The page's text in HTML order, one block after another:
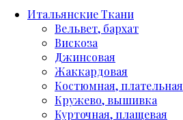
Итальянские Ткани
Вельвет, бархат
Вискоза
Джинсовая
Жаккардовая
Костюмная, плательная
Кружево, вышивка
Курточная, плащевая